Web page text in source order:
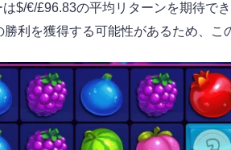
$/€/£96.83の平均リターンを期待で
利を獲得する可能性があるため、こ